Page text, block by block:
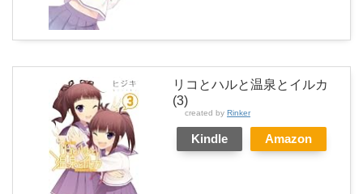
リコとハルと温泉とイルカ
(3)
created by Rinker
Kindle Amazon